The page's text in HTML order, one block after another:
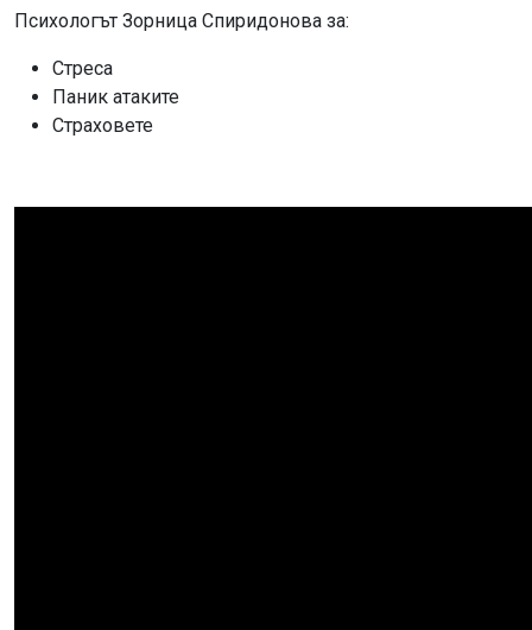
Психологът Зорница Спиридонова за:
Стреса
Паник атаките
Страховете